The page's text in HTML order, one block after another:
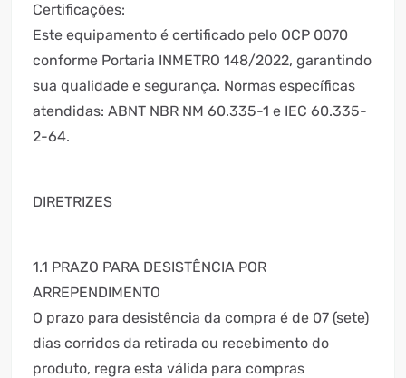
Certificações:
Este equipamento é certificado pelo OCP 0070
conforme Portaria INMETRO 148/2022, garantindo
sua qualidade e segurança. Normas específicas
atendidas: ABNT NBR NM 60.335-1 e IEC 60.335-
2-64.
DIRETRIZES
1.1 PRAZO PARA DESISTÊNCIA POR
ARREPENDIMENTO
O prazo para desistência da compra é de 07 (sete)
dias corridos da retirada ou recebimento do
produto, regra esta válida para compras